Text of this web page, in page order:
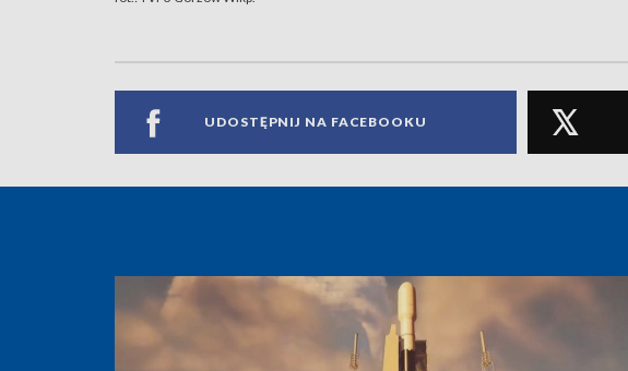
UDOSTĘPNIJ NA FACEBOOKU